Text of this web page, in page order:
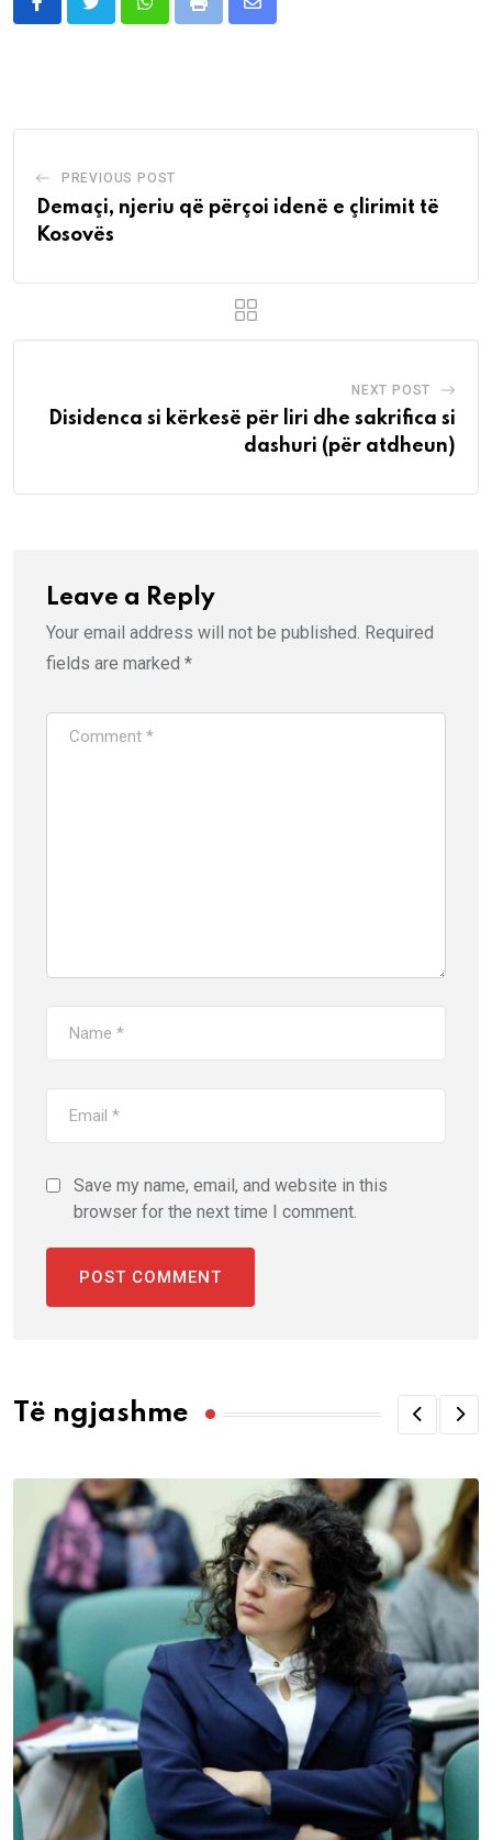
WhatsappPrint
Share
PREVIOUS POST
Demaçi, njeriu që përçoi idenë e çlirimit të
Kosovës
NEXT POST
Disidenca si kërkesë për liri dhe sakrifica si
dashuri (për atdheun)
Leave a Reply
Your email address will not be published. Required
fields are marked *
Save my name, email, and website in this
browser for the next time I comment.
Të ngjashme